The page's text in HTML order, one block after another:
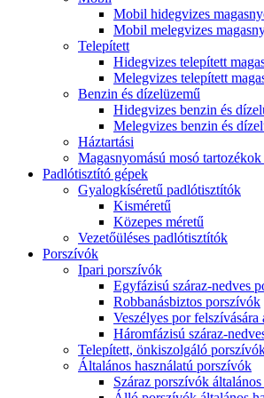
Mobil hidegvizes
Mobil melegvizes
Telepített
Hidegvizes telepített
Melegvizes telepített
Benzin és dízelüzemű
Hidegvizes benzin és
Melegvizes benzin és
Háztartási
Magasnyomású mosó
Padlótisztító gépek
Gyalogkíséretű padlótisztítók
Kisméretű
Közepes méretű
Vezetőüléses padlótisztítók
Porszívók
Ipari porszívók
Egyfázisú száraz-nedves
Robbanásbiztos porszívók
Veszélyes por
Háromfázisú száraz-
Telepített, önkiszolgáló
Általános használatú porszívók
Száraz porszívók általános